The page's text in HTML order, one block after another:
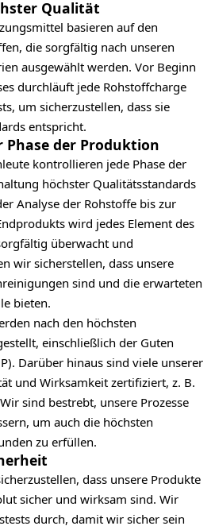
Qualität
basieren auf den
die sorgfältig nach unseren
ausgewählt werden. Vor Beginn
durchläuft jede Rohstoffcharge
um sicherzustellen, dass sie
entspricht.
Phase der Produktion
kontrollieren jede Phase der
höchster Qualitätsstandards
Analyse der Rohstoffe bis zur
wird jedes Element des
überwacht und
wir sicherstellen, dass unsere
sind und die erwarteten
bieten.
nach den höchsten
einschließlich der Guten
Darüber hinaus sind viele unserer
und Wirksamkeit zertifiziert, z. B.
sind bestrebt, unsere Prozesse
um auch die höchsten
zu erfüllen.
dass unsere Produkte
sicher und wirksam sind. Wir
durch, damit wir sicher sein